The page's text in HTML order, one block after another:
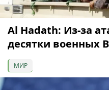
Al Hadath: Из-за
десятки военных
МИР